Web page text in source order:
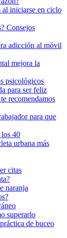
al iniciarse en ciclo
Consejos
adicción al móvil
mejora la
psicológicos
para ser feliz
recomendamos
para que
40
urbana más
citas
naranja
superarlo
de buceo